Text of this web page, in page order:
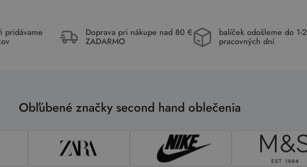
pridávame Doprava pri nákupe nad 80 €
ZADARMO
balíček odošleme do 1-2
pracovných dní
Obľúbené značky second hand oblečenia